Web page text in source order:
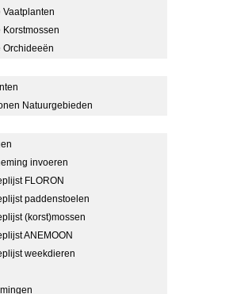
Vaatplanten
Korstmossen
Orchideeën
Natuurgebieden
invoeren
FLORON
paddenstoelen
(korst)mossen
ANEMOON
weekdieren